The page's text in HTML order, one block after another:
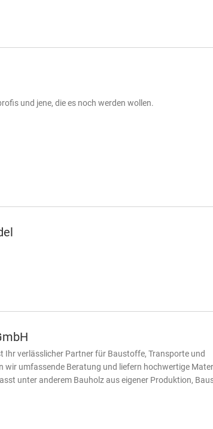
und jene, die es noch werden wollen.
Ihr verlässlicher Partner für Baustoffe, Transporte und
umfassende Beratung und liefern hochwertige
unter anderem Bauholz aus eigener Produktion,